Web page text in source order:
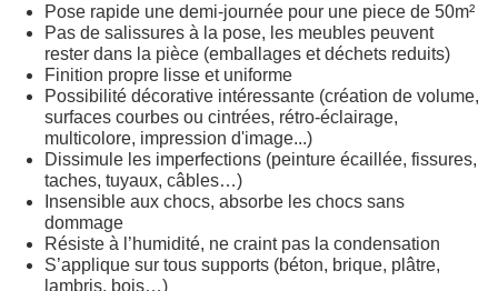
Pose rapide une demi-journée pour une piece de 50m²
Pas de salissures à la pose, les meubles peuvent
rester dans la pièce (emballages et déchets reduits)
Finition propre lisse et uniforme
Possibilité décorative intéressante (création de volume,
surfaces courbes ou cintrées, rétro-éclairage,
multicolore, impression d'image...)
Dissimule les imperfections (peinture écaillée, fissures,
taches, tuyaux, câbles…)
Insensible aux chocs, absorbe les chocs sans
dommage
Résiste à l’humidité, ne craint pas la condensation
S’applique sur tous supports (béton, brique, plâtre,
lambris, bois…)